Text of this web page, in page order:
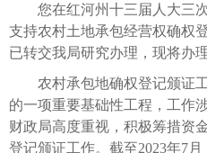
您在红河州十三届人大三次
支持农村土地承包经营权确权
已转交我局研究办理，现将办
农村承包地确权登记颁证工
的一项重要基础性工程，工作
财政局高度重视，积极筹措资
登记颁证工作。截至2023年7